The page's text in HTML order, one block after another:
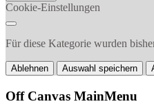
Cookie-Einstellungen
Für diese Kategorie wurden
Ablehnen Auswahl speichern
Off Canvas MainMenu